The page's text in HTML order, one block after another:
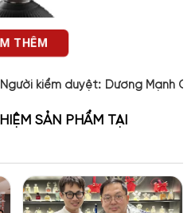
THÊM
Người kiểm duyệt: Dương Mạnh
SẢN PHẨM TẠI